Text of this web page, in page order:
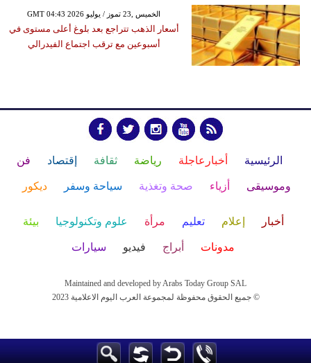
GMT 04:43 2026 الخميس ,23 تموز / يوليو
أسعار الذهب تتراجع بعد بلوغ أعلى مستوى في
أسبوعين مع ترقب اجتماع الفيدرالي
الرئيسية أخبارعاجلة رياضة ثقافة إقتصاد فن
وموسيقى أزياء صحة وتغذية سياحة وسفر ديكور
أخبار إعلام تعليم مرأة علوم وتكنولوجيا بيئة
مدونات أبراج فيديو سيارات
Maintained and developed by Arabs Today Group SAL
جميع الحقوق محفوظة لمجموعة العرب اليوم الاعلامية 2023 ©